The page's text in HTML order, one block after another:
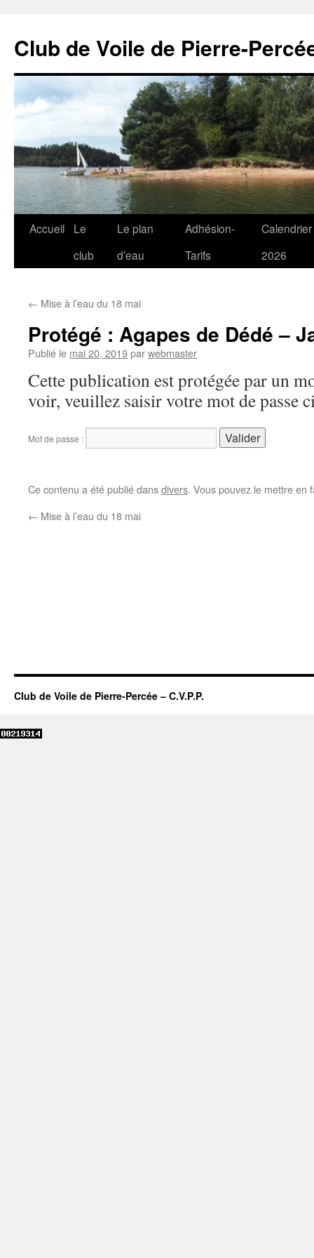
Club de Voile de Pierre-
Aller
Accueil
Le
club
Le plan
d’eau
Adhésion-
Tarifs
Calendrier
2026
← Mise à l’eau du 18 mai
Protégé : Agapes de Dédé –
Publié le mai 20, 2019parwebmaster
Cette publication est protégée par un
voir, veuillez saisir votre mot de passe
Mot de passe :
Ce contenu a été publié dansdivers. Vous pouvez le mettre en
← Mise à l’eau du 18 mai
Club de Voile de Pierre-Percée – C.V.P.P.